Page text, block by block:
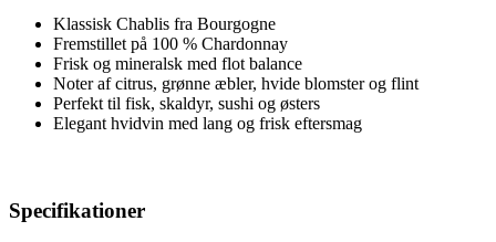
Klassisk Chablis fra Bourgogne
Fremstillet på 100 % Chardonnay
Frisk og mineralsk med flot balance
Noter af citrus, grønne æbler, hvide blomster og flint
Perfekt til fisk, skaldyr, sushi og østers
Elegant hvidvin med lang og frisk eftersmag
Specifikationer